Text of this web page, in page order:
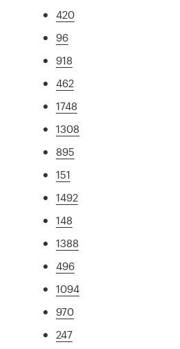
420
96
918
462
1748
1308
895
151
1492
148
1388
496
1094
970
247